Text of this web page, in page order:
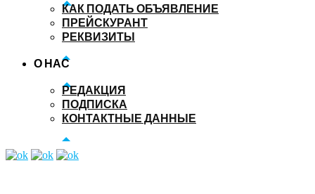
КАК ПОДАТЬ ОБЪЯВЛЕНИЕ
ПРЕЙСКУРАНТ
РЕКВИЗИТЫ
О НАС
РЕДАКЦИЯ
ПОДПИСКА
КОНТАКТНЫЕ ДАННЫЕ